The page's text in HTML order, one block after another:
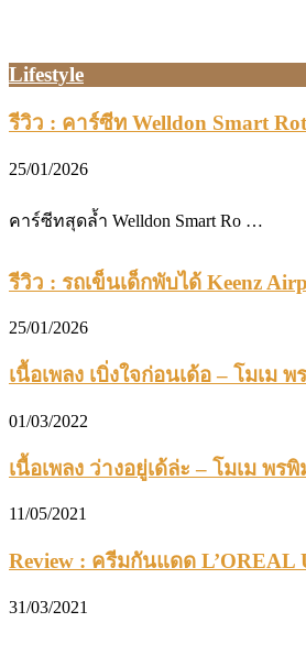
Lifestyle
รีวิว : คาร์ซีท Welldon Smart
25/01/2026
คาร์ซีทสุดล้ำ Welldon Smart Ro …
รีวิว : รถเข็นเด็กพับได้ Keenz
25/01/2026
เนื้อเพลง เบิ่งใจก่อนเด้อ – โมเม
01/03/2022
เนื้อเพลง ว่างอยู่เด้ล่ะ – โมเม พร
11/05/2021
Review : ครีมกันแดด
31/03/2021